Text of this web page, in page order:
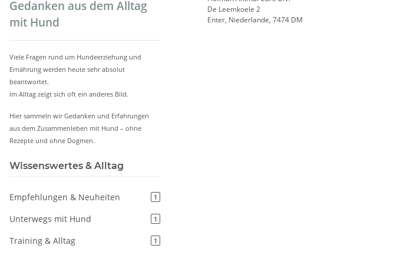
De Leemkoele 2
Enter, Niederlande, 7474 DM
Gedanken aus dem Alltag
mit Hund
Viele Fragen rund um Hundeerziehung und
Ernährung werden heute sehr absolut
beantwortet.
Im Alltag zeigt sich oft ein anderes Bild.
Hier sammeln wir Gedanken und Erfahrungen
aus dem Zusammenleben mit Hund – ohne
Rezepte und ohne Dogmen.
Wissenswertes & Alltag
Empfehlungen & Neuheiten 1
Unterwegs mit Hund 1
Training & Alltag 1